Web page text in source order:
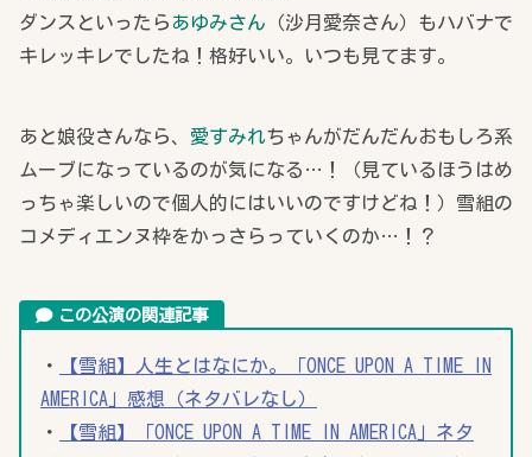
ダンスといったらあゆみさん （沙月愛奈さん）もハバナで
キレッキレでしたね！格好いい。いつも見てます。
あと娘役さんなら、 愛すみれちゃんがだんだんおもしろ系
ムーブになっているのが気になる…！（見ているほうはめ
っちゃ楽しいので個人的にはいいのですけどね！）雪組の
コメディエンヌ枠をかっさらっていくのか…！？
この公演の関連記事
・
【雪組】人生とはなにか。「ONCE UPON A TIME IN
AMERICA」感想（ネタバレなし）
・
【雪組】「ONCE UPON A TIME IN AMERICA」ネタ